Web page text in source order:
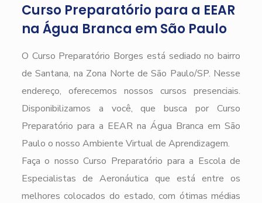
Curso Preparatório para a EEAR
na Água Branca em São Paulo
O Curso Preparatório Borges está sediado no bairro
de Santana, na Zona Norte de São Paulo/SP. Nesse
endereço, oferecemos nossos cursos presenciais.
Disponibilizamos a você, que busca por Curso
Preparatório para a EEAR na Água Branca em São
Paulo o nosso Ambiente Virtual de Aprendizagem.
Faça o nosso Curso Preparatório para a Escola de
Especialistas de Aeronáutica que está entre os
melhores colocados do estado, com ótimas médias